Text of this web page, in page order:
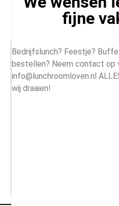
+31 135425626
fijne
Bedrijfslunch? Feestje?
bestellen? Neem contact op
info@lunchroomloven.nl
wij draaien!